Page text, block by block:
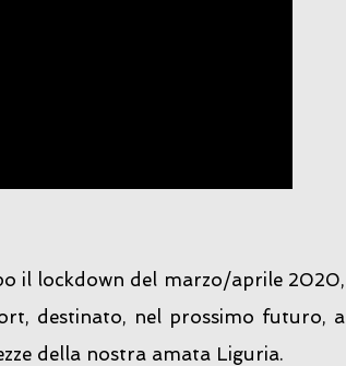
il lockdown del marzo/aprile 2020,
destinato, nel prossimo futuro, a
della nostra amata Liguria.